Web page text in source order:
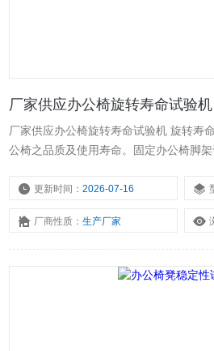
厂家供应办公椅旋转寿命试验机
厂家供应办公椅旋转寿命试验机 旋转寿
公椅之品质及使用寿命。固定办公椅脚架
更新时间：2026-07-16
厂商性质：生产厂家